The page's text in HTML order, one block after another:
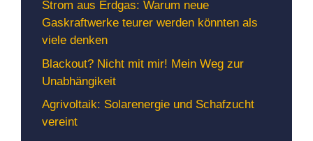
Strom aus Erdgas: Warum neue
Gaskraftwerke teurer werden könnten als
viele denken
Blackout? Nicht mit mir! Mein Weg zur
Unabhängikeit
Agrivoltaik: Solarenergie und Schafzucht
vereint